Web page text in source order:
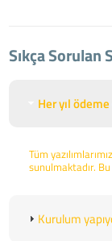
Sıkça Sorulan
Her yıl
Tüm
sunulmaktadır.
Kurulum